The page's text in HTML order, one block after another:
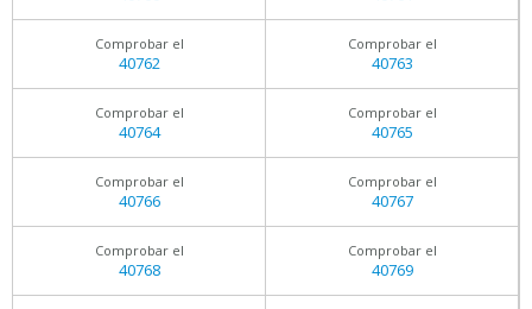
Comprobar el
40762
Comprobar el
40763
Comprobar el
40764
Comprobar el
40765
Comprobar el
40766
Comprobar el
40767
Comprobar el
40768
Comprobar el
40769